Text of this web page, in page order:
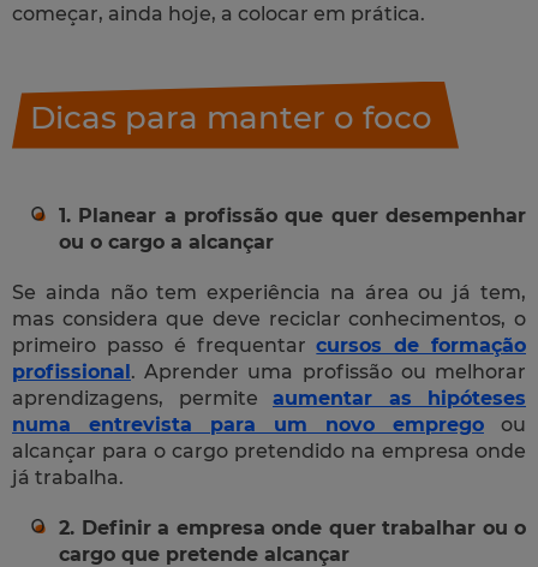
começar, ainda hoje, a colocar em prática.
Dicas para manter o foco
1. Planear a profissão que quer desempenhar
ou o cargo a alcançar
Se ainda não tem experiência na área ou já tem,
mas considera que deve reciclar conhecimentos, o
primeiro passo é frequentarcursos de formação
profissional. Aprender uma profissão ou melhorar
aprendizagens, permite aumentar as hipóteses
numa entrevista para um novo emprego ou
alcançar para o cargo pretendido na empresa onde
já trabalha.
2. Definir a empresa onde quer trabalhar ou o
cargo que pretende alcançar